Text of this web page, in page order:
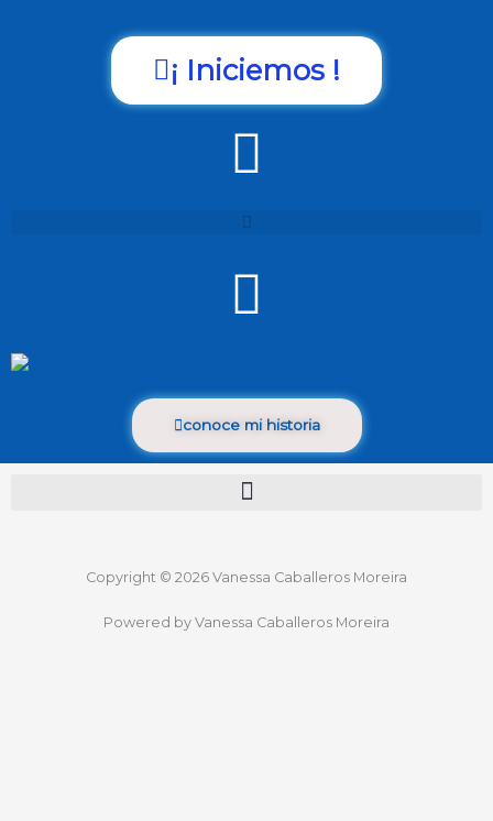
¡ Iniciemos !
conoce mi historia
Copyright © 2026 Vanessa Caballeros Moreira
Powered by Vanessa Caballeros Moreira